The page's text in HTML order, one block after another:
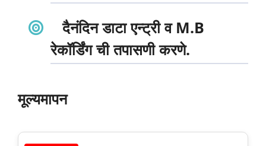
दैनंदिन डाटा एन्ट्री व M.B
रेकॉर्डिंग ची तपासणी करणे.
मूल्यमापन